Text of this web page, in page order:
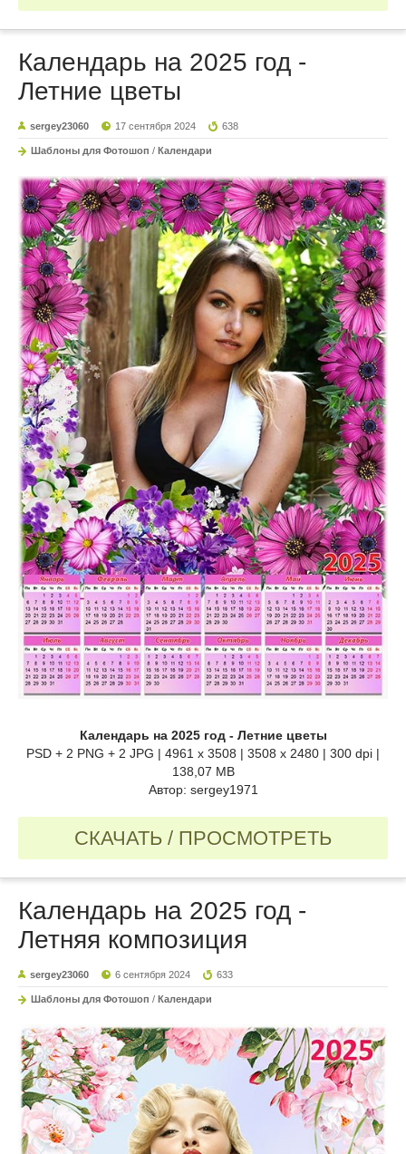
Календарь на 2025 год -
Летние цветы
sergey23060 17 сентября 2024 638
Шаблоны для Фотошоп / Календари
Календарь на 2025 год - Летние цветы
PSD + 2 PNG + 2 JPG | 4961 x 3508 | 3508 x 2480 | 300 dpi |
138,07 MB
Автор: sergey1971
СКАЧАТЬ / ПРОСМОТРЕТЬ
Календарь на 2025 год -
Летняя композиция
sergey23060 6 сентября 2024 633
Шаблоны для Фотошоп / Календари